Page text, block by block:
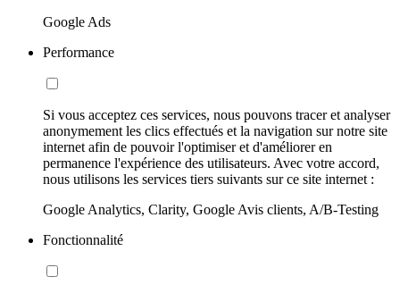
Google Ads
Performance
Si vous acceptez ces services, nous pouvons tracer et analyser
anonymement les clics effectués et la navigation sur notre site
internet afin de pouvoir l'optimiser et d'améliorer en
permanence l'expérience des utilisateurs. Avec votre accord,
nous utilisons les services tiers suivants sur ce site internet :
Google Analytics, Clarity, Google Avis clients, A/B-Testing
Fonctionnalité